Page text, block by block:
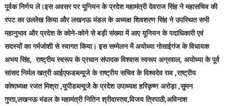
पूर्वक निर्णय ले।इस अवसर पर यूनियन के प्रदेश महामंत्री देवराज सिंह ने महासचिव की
रपट का उल्लेख किया और लखनऊ मंडल के अध्यक्ष शिवशरण सिंह ने उपस्थित सभी
महानुभाव और प्रदेश के कोने-कोने से बड़ी संख्या में आए यूनियन के पदाधिकारी एवं
सदस्यों का गर्मजोशी से स्वागत किया। इस सम्मेलन में अयोध्या गोसाईगंज के विधायक
अभय सिंह, राष्ट्रीय स्वरूप के प्रधान संपादक विश्वास स्वरूप अग्रवाल, अयोध्या के पूर्व
सांसद निर्मल खत्री आईएफडब्ल्यूजे के राष्ट्रीय सचिव के विश्वदेव राव ,राष्ट्रीय
कोषाध्यक्ष रजत मिश्रा ,यूपीडब्ल्यूजे के प्रदेश उपाध्यक्ष हरिकृष्ण अरोड़ा ,सुमन
गुप्ता,लखनऊ मंडल के महामंत्री नितिन श्रीवास्तव,विजय त्रिपाठी,अविनाश